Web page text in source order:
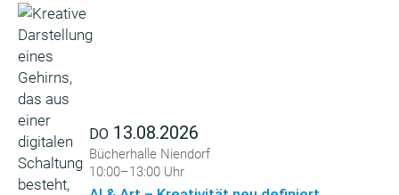
DO 13.08.2026
Bücherhalle Niendorf
10:00–13:00 Uhr